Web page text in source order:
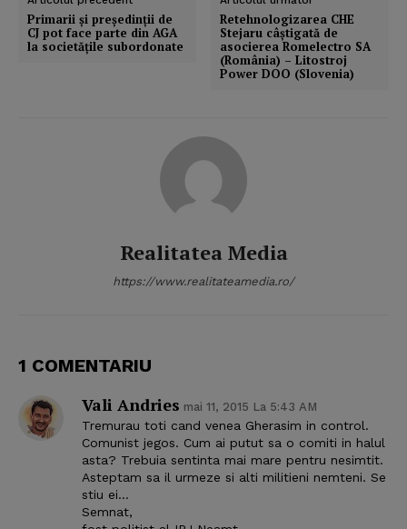
Primarii şi preşedinţii de
CJ pot face parte din AGA
la societăţile subordonate
Retehnologizarea CHE
Stejaru câştigată de
asocierea Romelectro SA
(România) – Litostroj
Power DOO (Slovenia)
Realitatea Media
https://www.realitateamedia.ro/
1 COMENTARIU
Vali Andries mai 11, 2015 La 5:43 AM
Tremurau toti cand venea Gherasim in control.
Comunist jegos. Cum ai putut sa o comiti in halul
asta? Trebuia sentinta mai mare pentru nesimtit.
Asteptam sa il urmeze si alti militieni nemteni. Se
stiu ei…
Semnat,